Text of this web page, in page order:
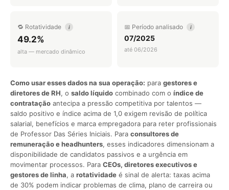
🔁 Rotatividade i
49.2%
alta — mercado dinâmico
📅 Período analisado i
07/2025
até 06/2026
Como usar esses dados na sua operação: para gestores e
diretores de RH, o saldo líquido combinado com o índice de
contratação antecipa a pressão competitiva por talentos —
saldo positivo e índice acima de 1,0 exigem revisão de política
salarial, benefícios e marca empregadora para reter profissionais
de Professor Das Séries Iniciais. Para consultores de
remuneração e headhunters, esses indicadores dimensionam a
disponibilidade de candidatos passivos e a urgência em
movimentar processos. Para CEOs, diretores executivos e
gestores de linha, a rotatividade é sinal de alerta: taxas acima
de 30% podem indicar problemas de clima, plano de carreira ou